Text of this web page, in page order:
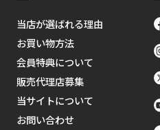
当店が選ばれる理由
お買い物方法
会員特典について
販売代理店募集
当サイトについて
お問い合わせ